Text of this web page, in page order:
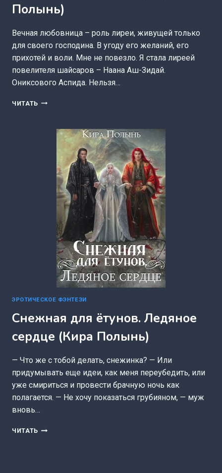
Полынь)
Вечная любовница – роль лиреи, живущей только
для своего господина. В угоду его желаний, его
прихотей и воли. Мне не повезло. Я стала лиреей
повелителя шайсаров – Наана Аш-Зидай.
Ониксового Аспида. Нельзя…
ЧИТАТЬ ЛЮБОВНИЦА
(КИРА
ПОЛЫНЬ)
ЭРОТИЧЕСКОЕ ФЭНТЕЗИ
Снежная для ётунов. Ледяное
сердце (Кира Полынь)
— Что же с тобой делать, снежинка? — Или
придумывать еще идеи, как меня переубедить, или
уже смириться и провести брачную ночь как
полагается. — Не хочу показаться грубияном, — муж
вновь…
ЧИТАТЬ СНЕЖНАЯ